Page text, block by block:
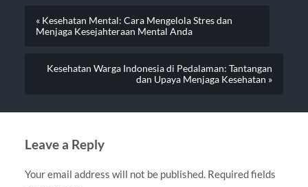
« Kesehatan Mental: Cara Mengelola Stres dan
Menjaga Kesejahteraan Mental Anda
Kesehatan Warga Indonesia di Pedalaman: Tantangan
dan Upaya Menjaga Kesehatan »
Leave a Reply
Your email address will not be published. Required fields